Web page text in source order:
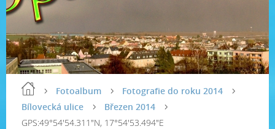
Fotoalbum
Fotografie do roku 2014
Bílovecká ulice
Březen 2014
GPS:49°54'54.311"N, 17°54'53.494"E